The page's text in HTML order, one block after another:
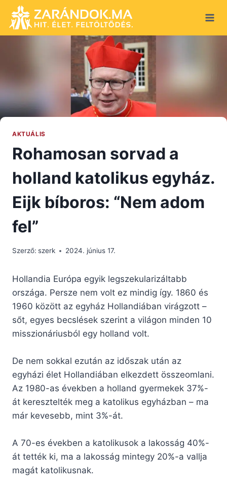
content
AKTUÁLIS
Rohamosan sorvad a
holland katolikus egyház.
Eijk bíboros: “Nem adom
fel”
Szerző: szerk 2024. június 17.
Hollandia Európa egyik legszekularizáltabb
országa. Persze nem volt ez mindig így. 1860 és
1960 között az egyház Hollandiában virágzott –
sőt, egyes becslések szerint a világon minden 10
misszionáriusból egy holland volt.
De nem sokkal ezután az időszak után az
egyházi élet Hollandiában elkezdett összeomlani.
Az 1980-as években a holland gyermekek 37%-
át keresztelték meg a katolikus egyházban – ma
már kevesebb, mint 3%-át.
A 70-es években a katolikusok a lakosság 40%-
át tették ki, ma a lakosság mintegy 20%-a vallja
magát katolikusnak.